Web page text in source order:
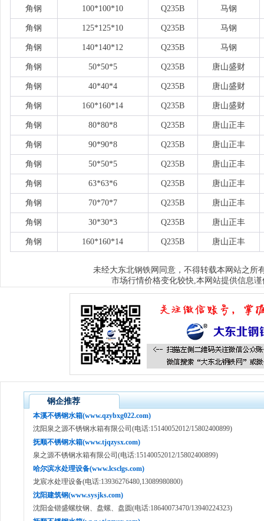
角钢 100*100*10 Q235B 马钢
角钢 125*125*10 Q235B 马钢
角钢 140*140*12 Q235B 马钢
角钢 50*50*5 Q235B 唐山盛财
角钢 40*40*4 Q235B 唐山盛财
角钢 160*160*14 Q235B 唐山盛财
角钢 80*80*8 Q235B 唐山正丰
角钢 90*90*8 Q235B 唐山正丰
角钢 50*50*5 Q235B 唐山正丰
角钢 63*63*6 Q235B 唐山正丰
角钢 70*70*7 Q235B 唐山正丰
角钢 30*30*3 Q235B 唐山正丰
角钢 160*160*14 Q235B 唐山正丰
未经大东北钢铁网 同意，不得转载本网站之所
市场行情价格变化较快,本网站提供信息
钢企推荐
本溪不锈钢水箱(www.qzybxg022.com)
沈阳泉之源不锈钢水箱有限公司(电话:15140052012/15802400899)
抚顺不锈钢水箱(www.tjqzysx.com)
泉之源不锈钢水箱有限公司(电话:15140052012/15802400899)
哈尔滨水处理设备(www.lcsclgs.com)
龙宸水处理设备(电话:13936276480,13089980800)
沈阳建筑钢(www.sysjks.com)
沈阳金锴盛螺纹钢、盘螺、盘圆(电话:18640073470/13940224323)